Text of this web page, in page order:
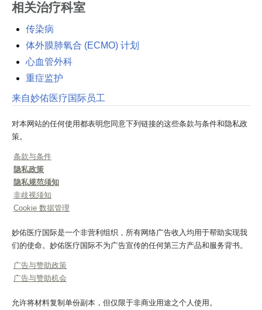
相关治疗科室
传染病
体外膜肺氧合 (ECMO) 计划
心血管外科
重症监护
来自妙佑医疗国际员工
对本网站的任何使用都表明您同意下列链接的这些条款与条件和隐私政
策。
条款与条件
隐私政策
隐私规范须知
非歧视须知
Cookie 数据管理
妙佑医疗国际是一个非营利组织，所有网络广告收入均用于帮助实现我
们的使命。妙佑医疗国际不为广告宣传的任何第三方产品和服务背书。
广告与赞助政策
广告与赞助机会
允许将材料复制单份副本，但仅限于非商业用途之个人使用。